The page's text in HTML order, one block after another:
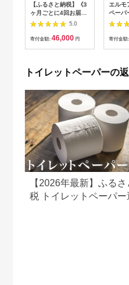
【ふるさと納税】《3
ヶ月ごとに4回お届
け》定期便 トイレッ
トペーパー クリネッ
クス ダブル 長持ち 8
田市オリジナル
5.0
寄付金額: 46,000 円
エルモ
ペーパ
日指定
ロー
巻き
備蓄
SDGs
寄付金額:
トイレットペーパーの
【2026年最新】ふるさ
税 トイレットペーパー